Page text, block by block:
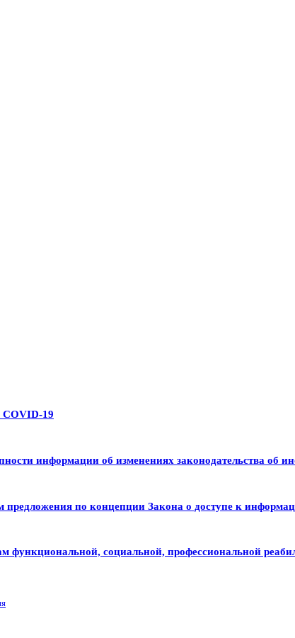
COVID-19
информации об изменениях законодательства об
по концепции Закона о доступе к
функциональной, социальной, профессиональной